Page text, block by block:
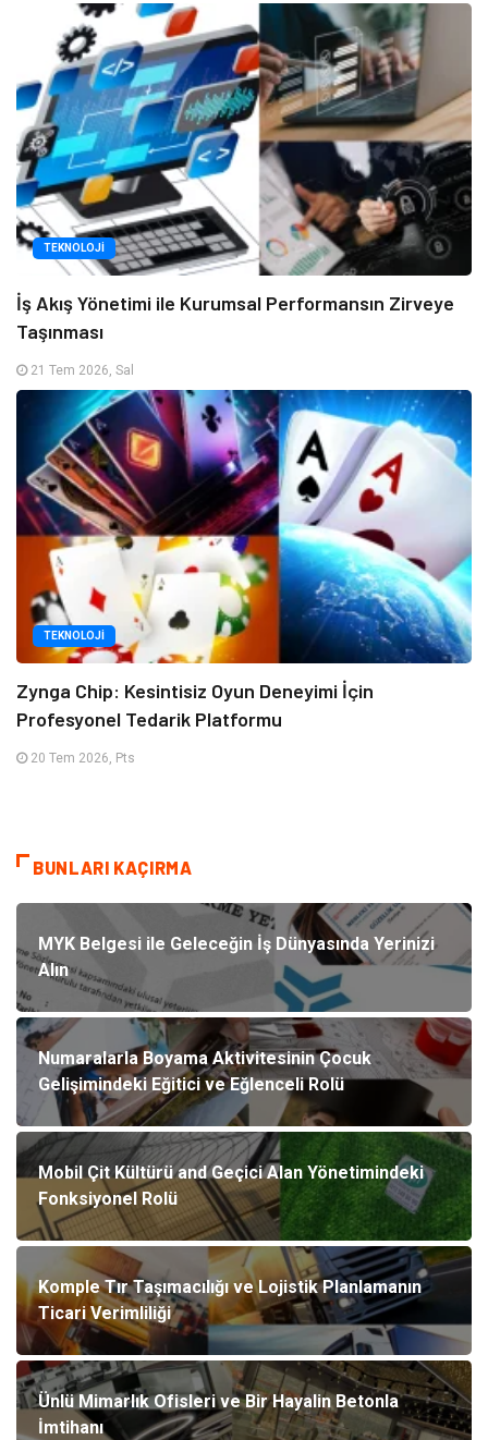
TEKNOLOJI
İş Akış Yönetimi ile Kurumsal Performansın Zirveye
Taşınması
21 Tem 2026, Sal
TEKNOLOJI
Zynga Chip: Kesintisiz Oyun Deneyimi İçin
Profesyonel Tedarik Platformu
20 Tem 2026, Pts
BUNLARI KAÇIRMA
MYK Belgesi ile Geleceğin İş Dünyasında Yerinizi
Alın
Numaralarla Boyama Aktivitesinin Çocuk
Gelişimindeki Eğitici ve Eğlenceli Rolü
Mobil Çit Kültürü and Geçici Alan Yönetimindeki
Fonksiyonel Rolü
Komple Tır Taşımacılığı ve Lojistik Planlamanın
Ticari Verimliliği
Ünlü Mimarlık Ofisleri ve Bir Hayalin Betonla
İmtihanı